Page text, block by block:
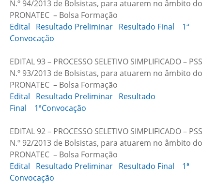
N.º 94/2013 de Bolsistas, para atuarem no âmbito do
PRONATEC – Bolsa Formação
Edital
Resultado Preliminar Resultado Final
1ª
Convocação
EDITAL 93 – PROCESSO SELETIVO SIMPLIFICADO – PSS
N.º 93/2013 de Bolsistas, para atuarem no âmbito do
PRONATEC – Bolsa Formação
Edital
Resultado Preliminar Resultado
Final
1ªConvocação
EDITAL 92 – PROCESSO SELETIVO SIMPLIFICADO – PSS
N.º 92/2013 de Bolsistas, para atuarem no âmbito do
PRONATEC – Bolsa Formação
Edital
Resultado Preliminar Resultado Final
1ª
Convocação